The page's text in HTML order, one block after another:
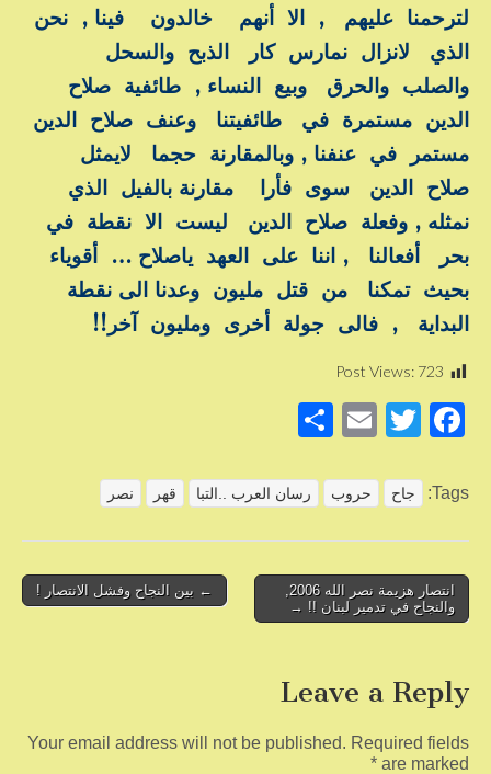
لترحمنا عليهم , الا أنهم خالدون فينا , نحن
الذي لانزال نمارس كار الذبح والسحل
والصلب والحرق وبيع النساء , طائفية صلاح
الدين مستمرة في طائفيتنا وعنف صلاح الدين
مستمر في عنفنا , وبالمقارنة حجما لايمثل
صلاح الدين سوى فأرا مقارنة بالفيل الذي
نمثله , وفعلة صلاح الدين ليست الا نقطة في
بحر أفعالنا , اننا على العهد ياصلاح … أقوياء
بحيث تمكنا من قتل مليون وعدنا الى نقطة
البداية , فالى جولة أخرى ومليون آخر!!
Post Views: 723
F
c
o
o
T
tt
E
ail
ar
Tags: جاح حروب رسان العرب ..التبا قهر نصر
Post
navigation
← بين النجاح وفشل الانتصار !
والنجاح في تدمير لبنان !! →
Leave a Reply
Your email address will not be published. Required fields
are marked
*